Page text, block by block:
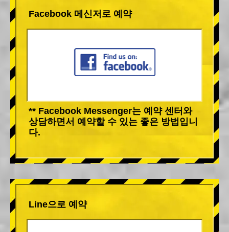
Facebook 메신저로 예약
** Facebook Messenger는 예약 센터와
상담하면서 예약할 수 있는 좋은 방법입니
다.
Line으로 예약